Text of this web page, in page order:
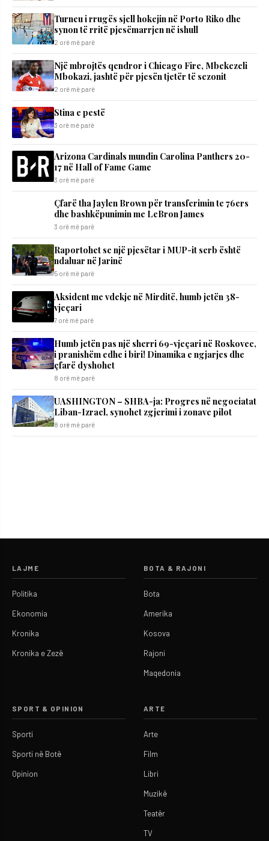
Turneu i rrugës sjell hokejin në Porto Riko dhe
synon të rritë pjesëmarrjen në ishull
2 orë më parë
Një mbrojtës qendror i Chicago Fire, Mbekezeli
Mbokazi, jashtë për pjesën tjetër të sezonit
2 orë më parë
Stina e pestë
3 orë më parë
Arizona Cardinals mundin Carolina Panthers 20-
17 në Hall of Fame Game
3 orë më parë
Çfarë tha Jaylen Brown për transferimin te 76ers
dhe bashkëpunimin me LeBron James
3 orë më parë
Raportohet se një pjesëtar i MUP-it serb është
ndaluar në Jarinë
5 orë më parë
Aksident me vdekje në Mirditë, humb jetën 38-
vjeçari
7 orë më parë
Humb jetën pas një sherri 69-vjeçari në Roskovec,
i pranishëm edhe i biri! Dinamika e ngjarjes dhe
çfarë dyshohet
8 orë më parë
UASHINGTON – SHBA-ja: Progres në negociatat
Liban-Izrael, synohet zgjerimi i zonave pilot
8 orë më parë
LAJME
Politika
Ekonomia
Kronika
Kronika e Zezë
BOTA & RAJONI
Bota
Amerika
Kosova
Rajoni
Maqedonia
SPORT & OPINION
Sporti
Sporti në Botë
Opinion
ARTE
Arte
Film
Libri
Muzikë
Teatër
TV